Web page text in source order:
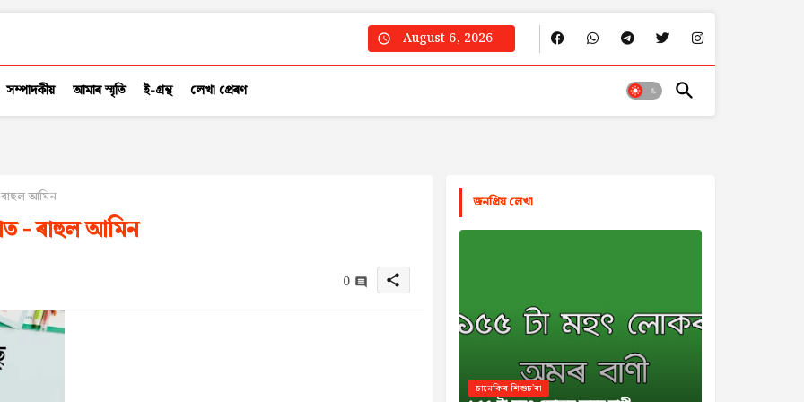
August 6, 2026
সম্পাদকীয় আমাৰ স্মৃতি ই-গ্ৰন্থ লেখা প্ৰেৰণ
ৰাহুল আমিন
- ৰাহুল আমিন
0 share
জনপ্রিয় লেখা
চানেকিৰ শিশুচ'ৰা